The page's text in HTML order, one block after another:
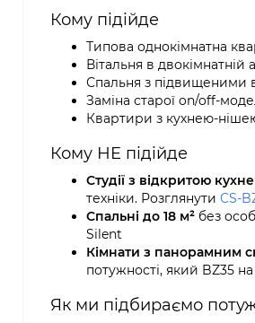
Кому підійде
Типова однокімнатна
Вітальня в двокімнатній
Спальня з підвищеними
Заміна старої on/off-
Квартири з кухнею-
Кому НЕ підійде
Студії з відкритою
техніки. Розглянути CS-
Спальні до 18 м² без
Silent
Кімнати з панорамним
потужності, який BZ35
Як ми підбираємо